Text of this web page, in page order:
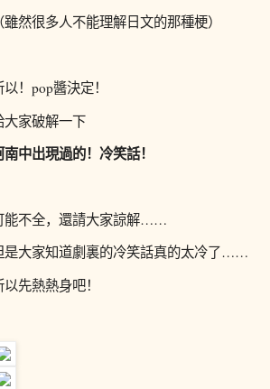
（雖然很多人不能理解日文的那種梗）
以！pop醬決定！
大家破解一下
南中出現過的！ 冷笑話！
能不全，還請大家諒解……
是大家知道劇裏的冷笑話真的太冷了……
以先熱熱身吧！